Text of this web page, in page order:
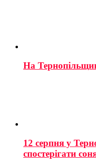
На
12 серпня у
спостерігати